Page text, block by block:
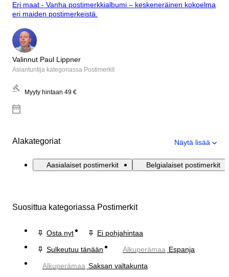
Eri maat - Vanha postimerkkialbumi – keskeneräinen kokoelma
eri maiden postimerkeistä.
Valinnut Paul Lippner
Asiantuntija kategoriassa Postimerkit
Myyty hintaan 49 €
Alakategoriat Näytä lisää
Aasialaiset postimerkit Belgialaiset postimerkit
Suosittua kategoriassa Postimerkit
Osta nyt
Ei pohjahintaa
Sulkeutuu tänään
Alkuperämaa Espanja
Alkuperämaa Saksan valtakunta